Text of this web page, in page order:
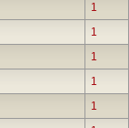
1
1
1
1
1